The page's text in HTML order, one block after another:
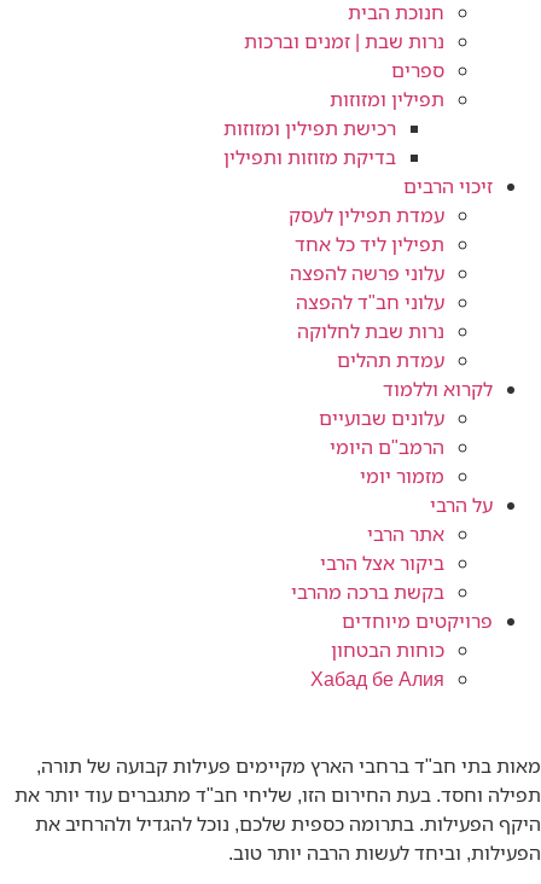
חנוכת הבית
נרות שבת | זמנים וברכות
ספרים
תפילין ומזוזות
רכישת תפילין ומזוזות
בדיקת מזוזות ותפילין
זיכוי הרבים
עמדת תפילין לעסק
תפילין ליד כל אחד
עלוני פרשה להפצה
עלוני חב"ד להפצה
נרות שבת לחלוקה
עמדת תהלים
לקרוא וללמוד
עלונים שבועיים
הרמב"ם היומי
מזמור יומי
על הרבי
אתר הרבי
ביקור אצל הרבי
בקשת ברכה מהרבי
פרויקטים מיוחדים
כוחות הבטחון
Хабад бе Алия
מאות בתי חב"ד ברחבי הארץ מקיימים פעילות קבועה של תורה,
תפילה וחסד. בעת החירום הזו, שליחי חב"ד מתגברים עוד יותר את
היקף הפעילות. בתרומה כספית שלכם, נוכל להגדיל ולהרחיב את
הפעילות, וביחד לעשות הרבה יותר טוב.